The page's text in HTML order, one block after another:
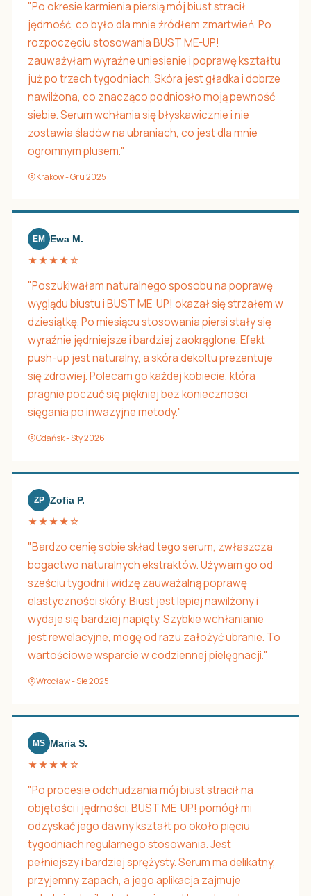
"Po okresie karmienia piersią mój biust stracił
jędrność, co było dla mnie źródłem zmartwień. Po
rozpoczęciu stosowania BUST ME-UP!
zauważyłam wyraźne uniesienie i poprawę kształtu
już po trzech tygodniach. Skóra jest gładka i dobrze
nawilżona, co znacząco podniosło moją pewność
siebie. Serum wchłania się błyskawicznie i nie
zostawia śladów na ubraniach, co jest dla mnie
ogromnym plusem."
Kraków - Gru 2025
EM Ewa M.
★★★★☆
"Poszukiwałam naturalnego sposobu na poprawę
wyglądu biustu i BUST ME-UP! okazał się strzałem w
dziesiątkę. Po miesiącu stosowania piersi stały się
wyraźnie jędrniejsze i bardziej zaokrąglone. Efekt
push-up jest naturalny, a skóra dekoltu prezentuje
się zdrowiej. Polecam go każdej kobiecie, która
pragnie poczuć się piękniej bez konieczności
sięgania po inwazyjne metody."
Gdańsk - Sty 2026
ZP Zofia P.
★★★★☆
"Bardzo cenię sobie skład tego serum, zwłaszcza
bogactwo naturalnych ekstraktów. Używam go od
sześciu tygodni i widzę zauważalną poprawę
elastyczności skóry. Biust jest lepiej nawilżony i
wydaje się bardziej napięty. Szybkie wchłanianie
jest rewelacyjne, mogę od razu założyć ubranie. To
wartościowe wsparcie w codziennej pielęgnacji."
Wrocław - Sie 2025
MS Maria S.
★★★★☆
"Po procesie odchudzania mój biust stracił na
objętości i jędrności. BUST ME-UP! pomógł mi
odzyskać jego dawny kształt po około pięciu
tygodniach regularnego stosowania. Jest
pełniejszy i bardziej sprężysty. Serum ma delikatny,
przyjemny zapach, a jego aplikacja zajmuje